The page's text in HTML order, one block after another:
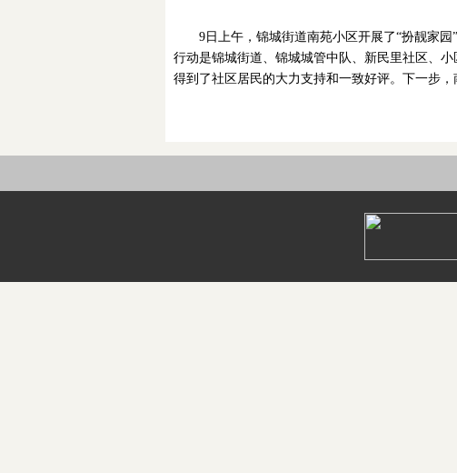
9日上午，锦城街道南苑小区开展了“扮靓家
行动是锦城街道、锦城城管中队、新民里社区、
得到了社区居民的大力支持和一致好评。下一步，